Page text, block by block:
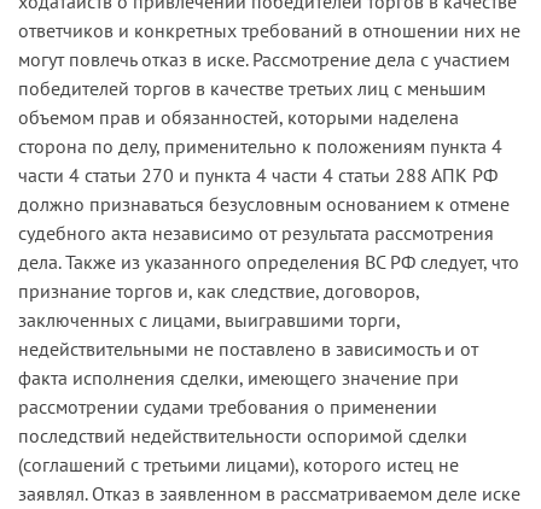
ответчиков и конкретных требований в отношении них не
могут повлечь отказ в иске. Рассмотрение дела с участием
победителей торгов в качестве третьих лиц с меньшим
объемом прав и обязанностей, которыми наделена
сторона по делу, применительно к положениям пункта 4
части 4 статьи 270 и пункта 4 части 4 статьи 288 АПК РФ
должно признаваться безусловным основанием к отмене
судебного акта независимо от результата рассмотрения
дела. Также из указанного определения ВС РФ следует, что
признание торгов и, как следствие, договоров,
заключенных с лицами, выигравшими торги,
недействительными не поставлено в зависимость и от
факта исполнения сделки, имеющего значение при
рассмотрении судами требования о применении
последствий недействительности оспоримой сделки
(соглашений с третьими лицами), которого истец не
заявлял. Отказ в заявленном в рассматриваемом деле иске